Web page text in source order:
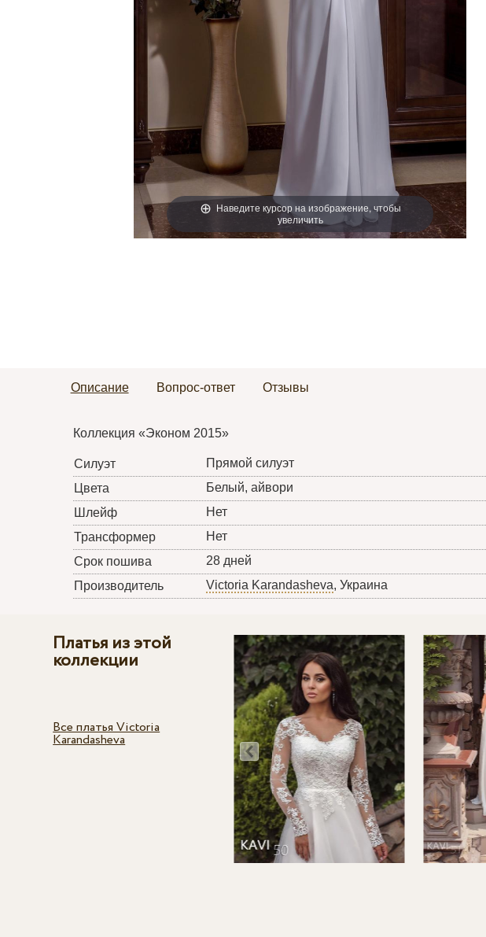
Наведите курсор на изображение, чтобы
увеличить
Описание Вопрос-ответ Отзывы
Коллекция «Эконом 2015»
Силуэт
Прямой силуэт
Цвета
Белый, айвори
Шлейф
Нет
Трансформер
Нет
Срок пошива
28 дней
Производитель
Victoria Karandasheva, Украина
Платья из этой
коллекции
Все платья Victoria
Karandasheva